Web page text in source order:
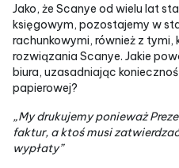
Jako, że Scanye od wielu lat
księgowym, pozostajemy w
rachunkowymi, również z tymi,
rozwiązania Scanye. Jakie
biura, uzasadniając
papierowej?
„My drukujemy ponieważ
faktur, a ktoś musi
wypłaty”